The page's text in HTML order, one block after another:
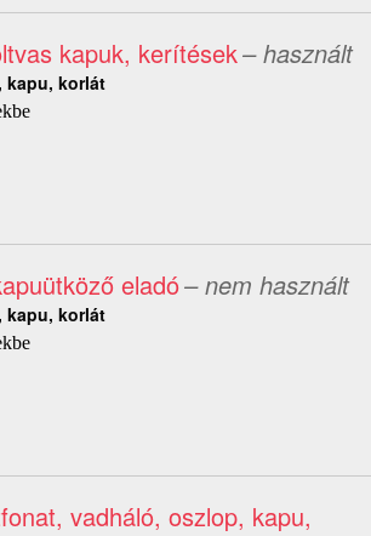
kapuk, kerítések– használt
kapu, korlát
eladó– nem használt
kapu, korlát
vadháló, oszlop, kapu,